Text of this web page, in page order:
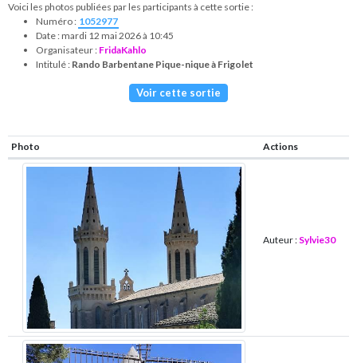
Voici les photos publiées par les participants à cette sortie :
Numéro : 1052977
Date : mardi 12 mai 2026 à 10:45
Organisateur : FridaKahlo
Intitulé : Rando Barbentane Pique-nique à Frigolet
Voir cette sortie
Photo Actions
Auteur : Sylvie30